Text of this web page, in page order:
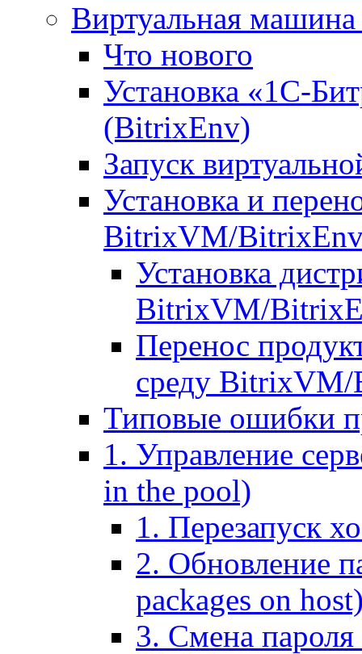
Виртуальная
Что нового
Установка «1С-
(BitrixEnv)
Запуск
Установка и
BitrixVM/
Установка
BitrixVM/
Перенос
среду
Типовые ошибки
1. Управление
in the pool)
1. Перезапуск
2. Обновление
packages on
3. Смена пароля